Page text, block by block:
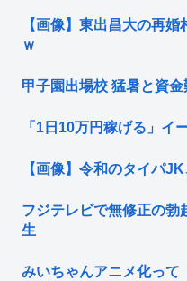
【画像】東出昌大の再
ｗ
甲子園出場校 猛暑と資
「1日10万円稼げる」イ
【画像】令和のタイパ
フジテレビで無修正の勃
生
みいちゃんアニメ化って